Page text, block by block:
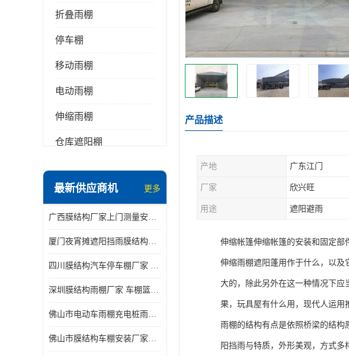
折叠雨棚
停车棚
移动雨棚
电动雨棚
伸缩雨棚
仓库遮阳棚
电动推拉雨棚
膜结构停景观棚
最新供应商机 更多
广西膜结构厂家上门测量安装发货，厂家发货没有差价
厦门夜宵摊遮阳挡雨膜结构雨棚设计 上门测量 款式多
四川膜结构汽车停车棚厂家 款式多 提供报价
深圳膜结构雨棚厂家 车棚篮球场体育看台 规格多样
佛山市电动车雨棚充电桩雨棚小区电动车棚
佛山市膜结构车棚安装厂家发货安装
产品描述
产地 广东江门
厂家 欣兴旺
用途 遮阳避雨
伸缩帐篷伸缩帐篷的安装和固定部
伸缩雨棚遮阳蓬用作于什么，以及
大的，除此另外在这一种情况下
果，玩具屋有什么用，现代人运
雨棚的结构有点是依照桥梁的结
阳挡雨与特质，外形美观，方式